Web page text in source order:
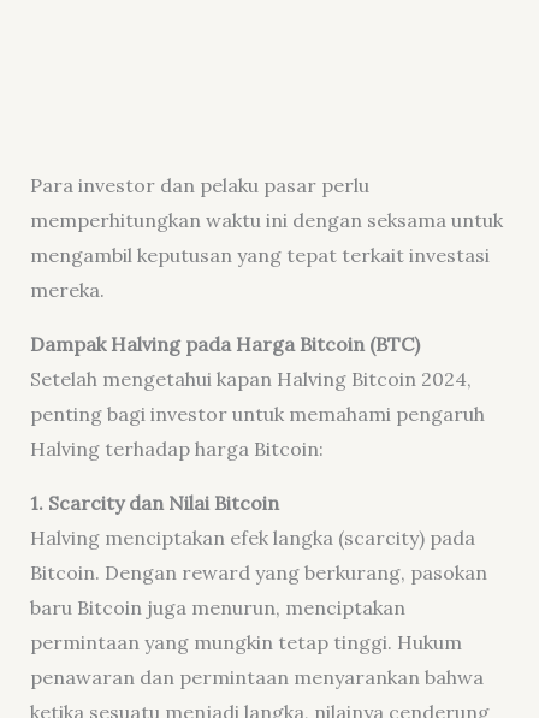
Para investor dan pelaku pasar perlu
memperhitungkan waktu ini dengan seksama untuk
mengambil keputusan yang tepat terkait investasi
mereka.
Dampak Halving pada Harga Bitcoin (BTC)
Setelah mengetahui kapan Halving Bitcoin 2024,
penting bagi investor untuk memahami pengaruh
Halving terhadap harga Bitcoin:
1. Scarcity dan Nilai Bitcoin
Halving menciptakan efek langka (scarcity) pada
Bitcoin. Dengan reward yang berkurang, pasokan
baru Bitcoin juga menurun, menciptakan
permintaan yang mungkin tetap tinggi. Hukum
penawaran dan permintaan menyarankan bahwa
ketika sesuatu menjadi langka, nilainya cenderung